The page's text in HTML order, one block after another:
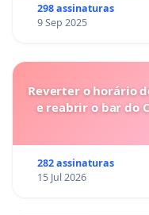
298 assinaturas
9 Sep 2025
Reverter o horário
e reabrir o bar do
282 assinaturas
15 Jul 2026